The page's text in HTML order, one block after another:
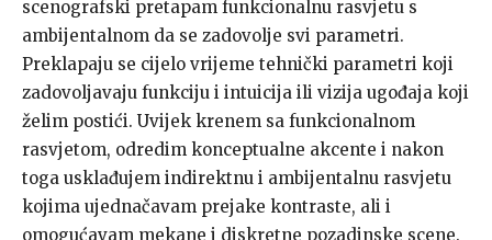
scenografski pretapam funkcionalnu rasvjetu s
ambijentalnom da se zadovolje svi parametri.
Preklapaju se cijelo vrijeme tehnički parametri koji
zadovoljavaju funkciju i intuicija ili vizija ugođaja koji
želim postići. Uvijek krenem sa funkcionalnom
rasvjetom, odredim konceptualne akcente i nakon
toga usklađujem indirektnu i ambijentalnu rasvjetu
kojima ujednačavam prejake kontraste, ali i
omogućavam mekane i diskretne pozadinske scene.